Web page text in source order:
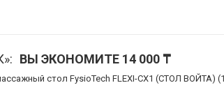
ВЫ ЭКОНОМИТЕ 14 000 ₸
стол FysioTech FLEXI-CX1 (СТОЛ ВОЙТА)